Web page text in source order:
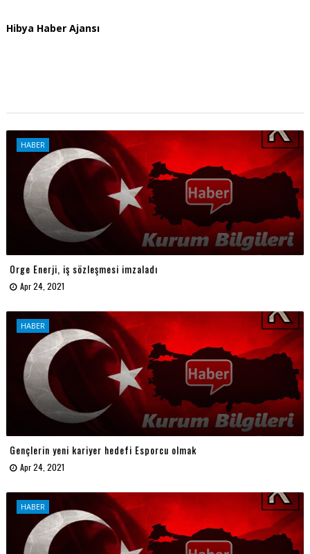
Hibya Haber Ajansı
HABER
Orge Enerji, iş sözleşmesi imzaladı
Apr 24, 2021
HABER
Gençlerin yeni kariyer hedefi Esporcu olmak
Apr 24, 2021
HABER